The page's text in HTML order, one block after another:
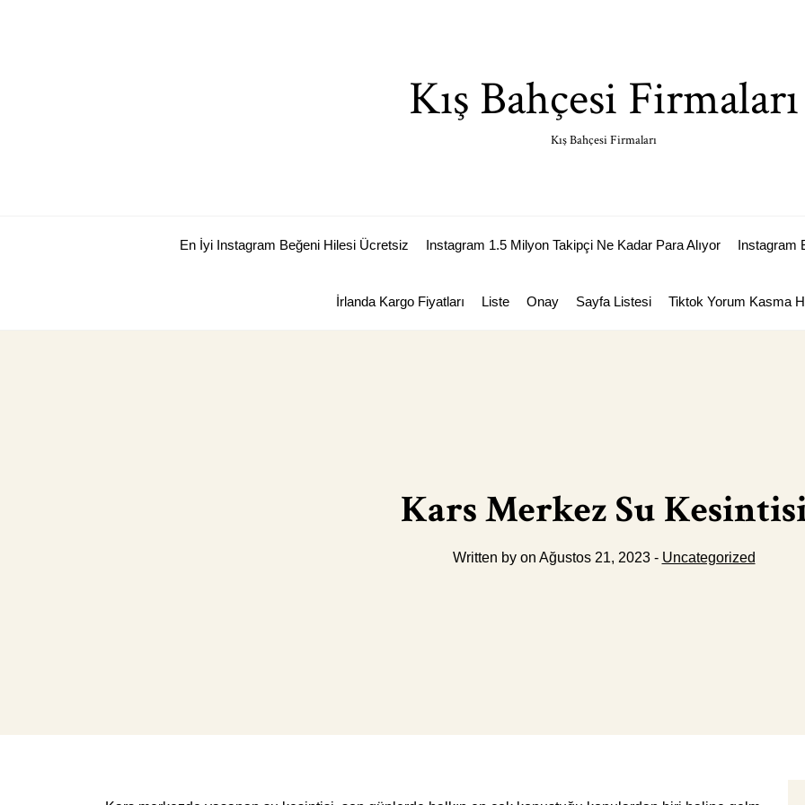
Kış Bahçesi Firmaları
Kış Bahçesi Firmaları
En İyi Instagram Beğeni Hilesi Ücretsiz Instagram 1.5 Milyon Takipçi Ne Kadar Para Alıyor Instagram
İrlanda Kargo Fiyatları Liste Onay Sayfa Listesi Tiktok Yorum Kasma
Kars Merkez Su
Written by on Ağustos 21, 2023 - Uncategorized